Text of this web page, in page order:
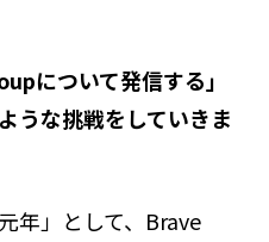
について発信する」
うな挑戦をしていきま
年」として、Brave